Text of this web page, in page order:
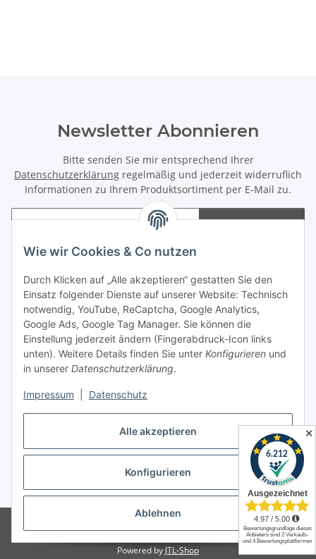
Alle akzeptieren
Konfigurieren
Ablehnen
Wie wir Cookies & Co nutzen
Durch Klicken auf „Alle akzeptieren“ gestatten Sie den
Einsatz folgender Dienste auf unserer Website: Technisch
notwendig, YouTube, ReCaptcha, Google Analytics,
Google Ads, Google Tag Manager. Sie können die
Einstellung jederzeit ändern (Fingerabdruck-Icon links
unten). Weitere Details finden Sie unter Konfigurieren und
in unserer Datenschutzerklärung.
Impressum Datenschutz
Newsletter Abonnieren
Bitte senden Sie mir entsprechend Ihrer
Datenschutzerklärung regelmäßig und jederzeit widerruflich
Informationen zu Ihrem Produktsortiment per E-Mail zu.
Abonnieren
Newsletter Abonnieren
Informationen
Gesetzliche Informationen
Spieletreffs in Jülich & Umgebung
* Alle Preise inkl. gesetzlicher USt., zzgl.Versand
Brettspiele
günstig online kaufen bei Allgames4you in Jülich.
Powered by JTL-Shop
✕